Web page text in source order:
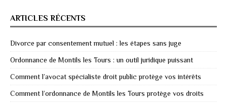
ARTICLES RÉCENTS
Divorce par consentement mutuel : les étapes sans juge
Ordonnance de Montils les Tours : un outil juridique puissant
Comment l’avocat spécialiste droit public protège vos intérêts
Comment l’ordonnance de Montils les Tours protège vos droits